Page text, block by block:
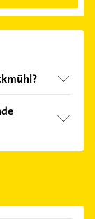
den
Sie sich
lassen.
.